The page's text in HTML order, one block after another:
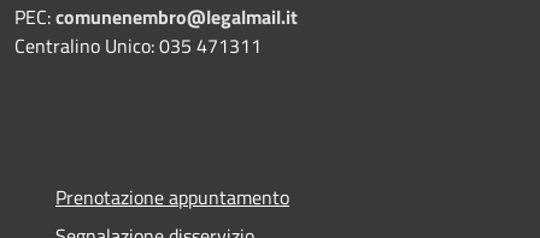
PEC:comunenembro@legalmail.it
Centralino Unico: 035 471311
Prenotazione appuntamento